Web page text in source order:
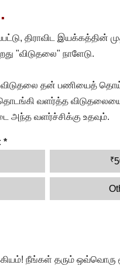
திராவிட இயக்கத்தின்
"விடுதலை" நாளேடு.
விடுதலை தன் பணியைத்
வளர்த்த
வளர்ச்சிக்கு உதவும்.
*
₹
நீங்கள் தரும் ஒவ்வொரு